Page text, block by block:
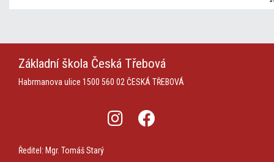
Základní škola Česká Třebová
Habrmanova ulice 1500 560 02 ČESKÁ TŘEBOVÁ
Ředitel: Mgr. Tomáš Starý